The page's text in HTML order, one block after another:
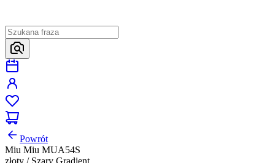
Powrót
Miu Miu MUA54S
złoty / Szary Gradient